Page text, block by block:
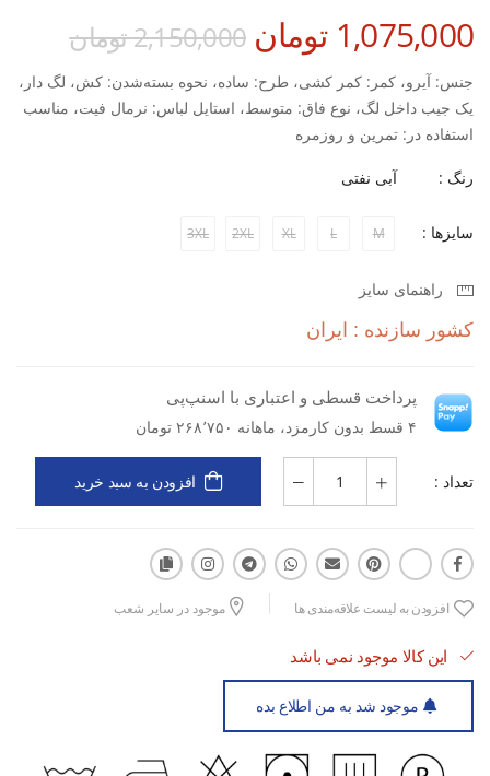
1,075,000 تومان 2,150,000 تومان
جنس: آیرو، کمر: کمر کشی، طرح: ساده، نحوه بسته‌شدن: کش، لگ دار،
یک جیب داخل لگ، نوع فاق: متوسط، استایل لباس: نرمال فیت، مناسب
استفاده در: تمرین و روزمره
رنگ : آبی نفتی
سایزها : M
L
XL
2XL
3XL
راهنمای سایز
کشور سازنده : ایران
پرداخت قسطی و اعتباری با اسنپ‌پی
۴ قسط بدون کارمزد، ماهانه ۲۶۸٬۷۵۰ تومان
تعداد : افزودن به سبد خرید
افزودن به لیست علاقه‌مندی ها موجود در سایر شعب
این کالا موجود نمی باشد
موجود شد به من اطلاع بده